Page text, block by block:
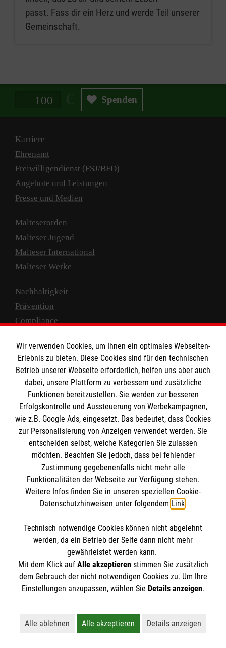
passt. Fass dir ein Herz und werde Teil unserer
Gemeinschaft.
Spendenbetrag in Euro Spenden
Karriere
Ehrenamt
Freiwilligendienst (FSJ/BFD)
Angebote und Leistungen
Presse und Medien
Malteserorden
Malteser Jugend
Malteser International
Malteser Werke
Nachhaltigkeit
Prävention
Compliance
Spenden und Helfen
Spendenkonto
Empfänger: Malteser Hilfsdienst e.V.
IBAN: DE10 3706 0120 1201 2000 12
BIC: GENODED 1PA7
Newsletter abonnieren
Cookies verwalten| AGB|Impressum|Datenschutz|
Barrierefreiheit|Kontakt|Sharepoint|Mediathek
Wir verwenden Cookies, um Ihnen ein optimales Webseiten-
Erlebnis zu bieten. Diese Cookies sind für den technischen
Betrieb unserer Webseite erforderlich, helfen uns aber auch
dabei, unsere Plattform zu verbessern und zusätzliche
Funktionen bereitzustellen. Sie werden zur besseren
Erfolgskontrolle und Aussteuerung von Werbekampagnen,
wie z.B. Google Ads, eingesetzt. Das bedeutet, dass Cookies
zur Personalisierung von Anzeigen verwendet werden. Sie
entscheiden selbst, welche Kategorien Sie zulassen
möchten. Beachten Sie jedoch, dass bei fehlender
Zustimmung gegebenenfalls nicht mehr alle
Funktionalitäten der Webseite zur Verfügung stehen.
Weitere Infos finden Sie in unseren speziellen Cookie-
Datenschutzhinweisen unter folgendem Link.
Technisch notwendige Cookies können nicht abgelehnt
werden, da ein Betrieb der Seite dann nicht mehr
gewährleistet werden kann.
Mit dem Klick auf Alle akzeptierenstimmen Sie zusätzlich
dem Gebrauch der nicht notwendigen Cookies zu. Um Ihre
Einstellungen anzupassen, wählen Sie Details anzeigen.
Alle ablehnen
Lehnt alle nicht-essentiellen Cookies ab
Alle akzeptieren
Akzeptiert alle Cookies
Details anzeigen